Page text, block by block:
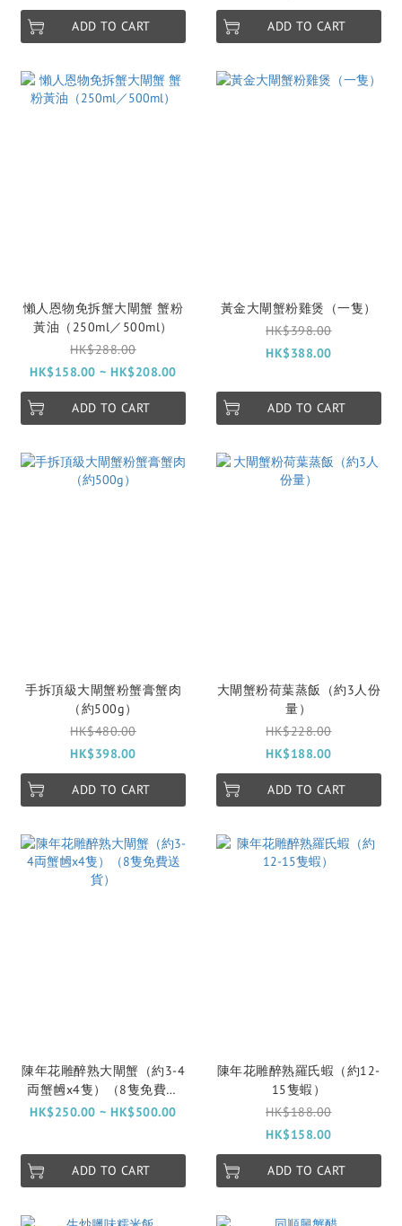
ADD TO CART ADD TO CART
懶人恩物免拆蟹大閘蟹 蟹粉
黃油（250ml／500ml）
HK$288.00
HK$158.00 ~ HK$208.00
ADD TO CART
黃金大閘蟹粉雞煲（一隻）
HK$398.00
HK$388.00
ADD TO CART
手拆頂級大閘蟹粉蟹膏蟹肉
（約500g）
HK$480.00
HK$398.00
ADD TO CART
大閘蟹粉荷葉蒸飯（約3人份
量）
HK$228.00
HK$188.00
ADD TO CART
陳年花雕醉熟大閘蟹（約3-4
両蟹乸x4隻）（8隻免費送
貨）
HK$250.00 ~ HK$500.00
ADD TO CART
陳年花雕醉熟羅氏蝦（約12-
15隻蝦）
HK$188.00
HK$158.00
ADD TO CART